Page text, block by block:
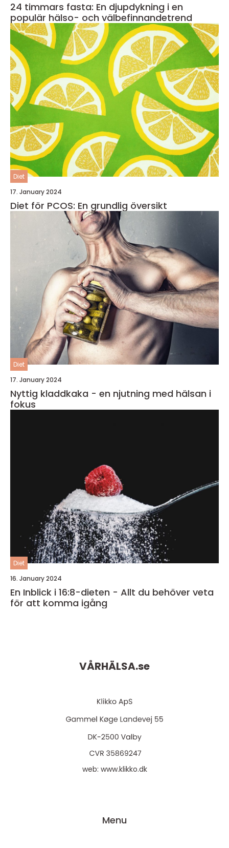
24 timmars fasta: En djupdykning i en
populär hälso- och välbefinnandetrend
Diet
17. January 2024
Diet för PCOS: En grundlig översikt
Diet
17. January 2024
Nyttig kladdkaka - en njutning med hälsan i
fokus
Diet
16. January 2024
En Inblick i 16:8-dieten - Allt du behöver veta
för att komma igång
VÅRHÄLSA.se
web: www.klikko.dk
Menu